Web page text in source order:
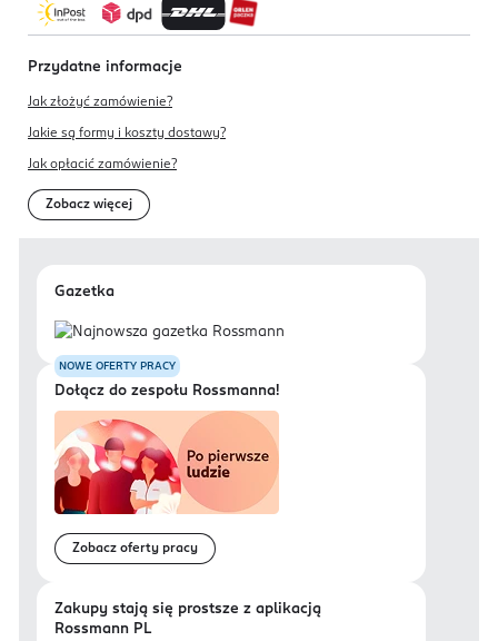
Przydatne informacje
Jak złożyć zamówienie?
Jakie są formy i koszty dostawy?
Jak opłacić zamówienie?
Zobacz więcej
Gazetka
NOWE OFERTY PRACY
Dołącz do zespołu Rossmanna!
Zobacz oferty pracy
Zakupy stają się prostsze z aplikacją
Rossmann PL